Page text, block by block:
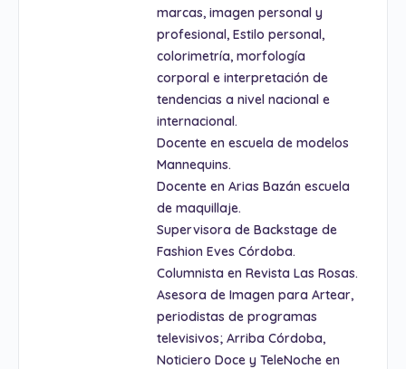
marcas, imagen personal y
profesional, Estilo personal,
colorimetría, morfología
corporal e interpretación de
tendencias a nivel nacional e
internacional.
Docente en escuela de modelos
Mannequins.
Docente en Arias Bazán escuela
de maquillaje.
Supervisora de Backstage de
Fashion Eves Córdoba.
Columnista en Revista Las Rosas.
Asesora de Imagen para Artear,
periodistas de programas
televisivos; Arriba Córdoba,
Noticiero Doce y TeleNoche en